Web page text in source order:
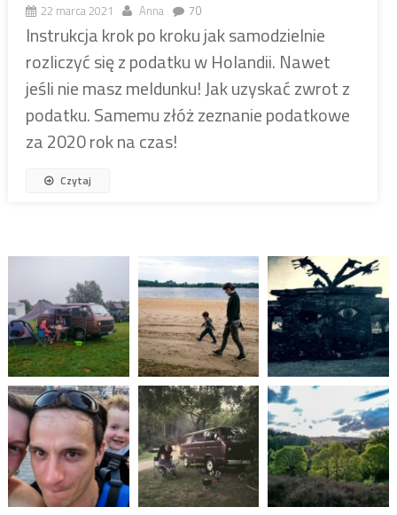
22 marca 2021 Anna 70
Instrukcja krok po kroku jak samodzielnie
rozliczyć się z podatku w Holandii. Nawet
jeśli nie masz meldunku! Jak uzyskać zwrot z
podatku. Samemu złóż zeznanie podatkowe
za 2020 rok na czas!
Czytaj